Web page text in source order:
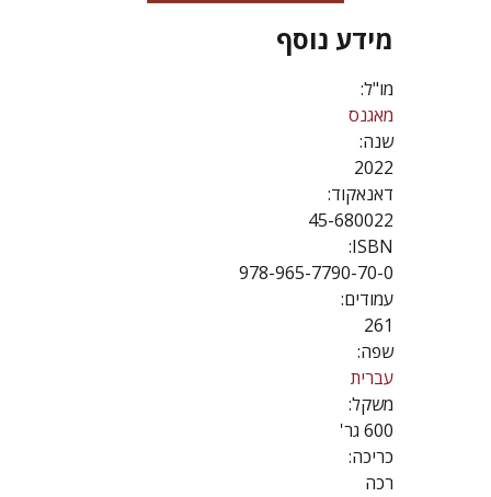
מידע נוסף
מו"ל:
מאגנס
שנה:
2022
דאנאקוד:
45-680022
ISBN:
978-965-7790-70-0
עמודים:
261
שפה:
עברית
משקל:
600 גר'
כריכה:
רכה